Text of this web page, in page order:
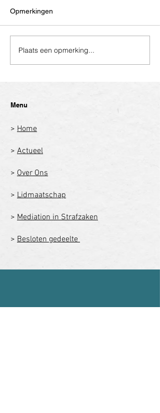
Opmerkingen
Plaats een opmerking...
Menu
> Home
> Actueel
> Over Ons
> Lidmaatschap
> Mediation in Strafzaken
> Besloten gedeelte